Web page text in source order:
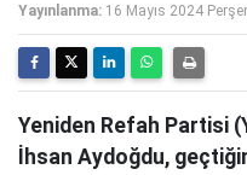
Yayınlanma: 16 Mayıs 2024
Yeniden Refah Partisi
İhsan Aydoğdu,